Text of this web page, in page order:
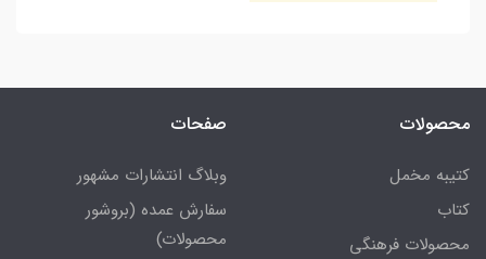
محصولات
کتیبه مخمل
کتاب
محصولات فرهنگی
صفحات
وبلاگ انتشارات مشهور
سفارش عمده (بروشور
محصولات)